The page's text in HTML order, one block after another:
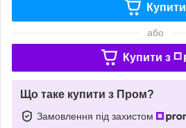
Купити
або
Купити з
Що таке купити з Пром?
Замовлення під захистом